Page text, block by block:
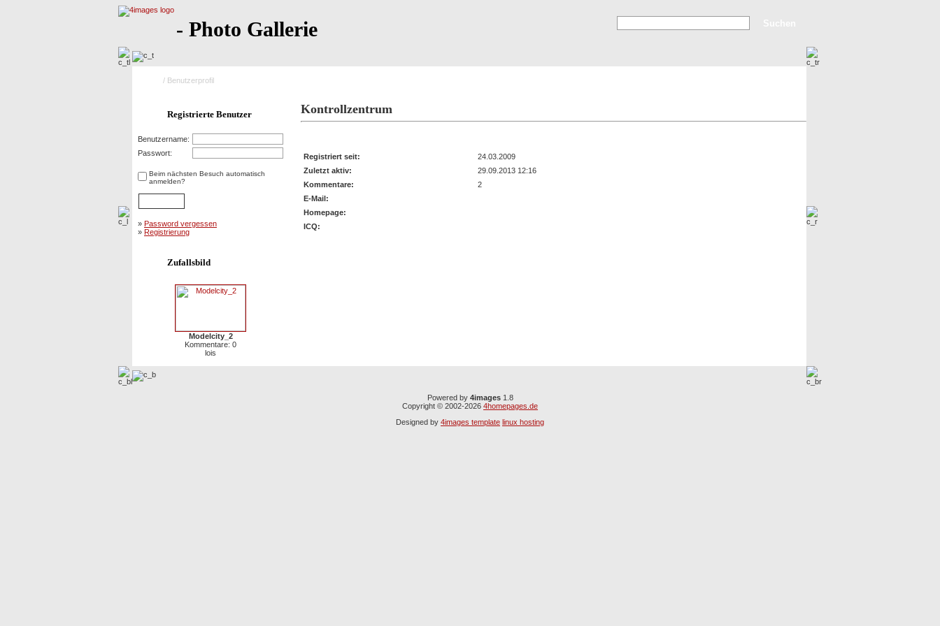
- Photo Gallerie
/ Benutzerprofil
Registrierte Benutzer
Benutzername:
Passwort:
Beim nächsten Besuch automatisch
anmelden?
» Password vergessen
» Registrierung
Zufallsbild
Modelcity_2
Kommentare: 0
lois
Kontrollzentrum
Registriert seit:
24.03.2009
Zuletzt aktiv:
29.09.2013 12:16
Kommentare:
2
E-Mail:
Homepage:
ICQ:
Powered by 4images1.8
Copyright © 2002-2026 4homepages.de
Designed by 4images template linux hosting